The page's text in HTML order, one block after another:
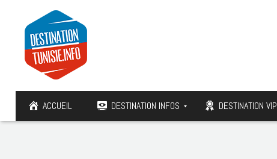
ACCUEIL DESTINATION INFOS DESTINATION VIP